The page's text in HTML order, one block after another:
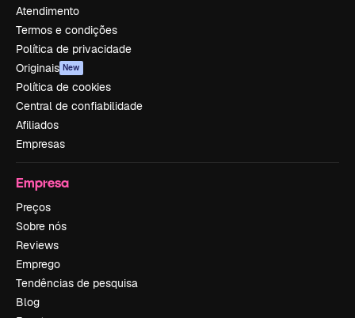
Atendimento
Termos e condições
Política de privacidade
Originais New
Política de cookies
Central de confiabilidade
Afiliados
Empresas
Empresa
Preços
Sobre nós
Reviews
Emprego
Tendências de pesquisa
Blog